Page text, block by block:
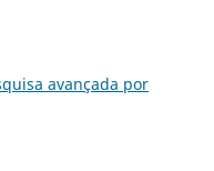
avançada por